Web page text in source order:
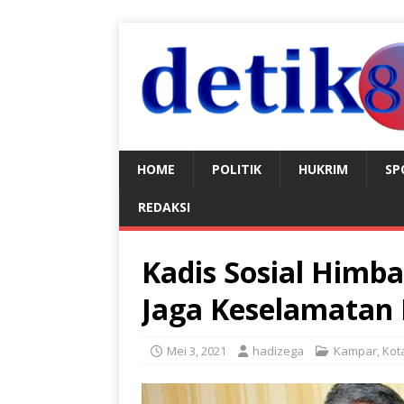
HOME POLITIK HUKRIM
REDAKSI
Kadis Sosial
Jaga
Mei 3, 2021 hadizega Kampar,